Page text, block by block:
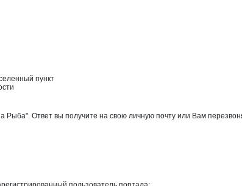
пункт
Ответ вы получите на свою личную почту или Вам